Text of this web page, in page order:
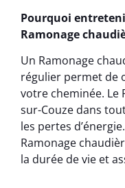
Pourquoi
Ramonage
Un Ramonage
régulier permet de
votre cheminée. Le
sur-Couze dans
les pertes
Ramonage
la durée de vie et